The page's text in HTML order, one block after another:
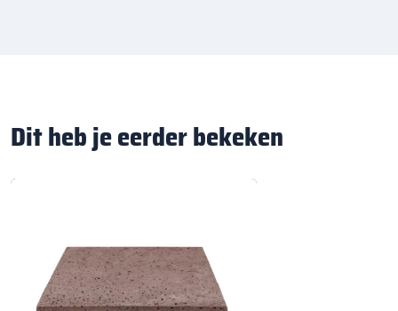
Dit heb je eerder bekeken